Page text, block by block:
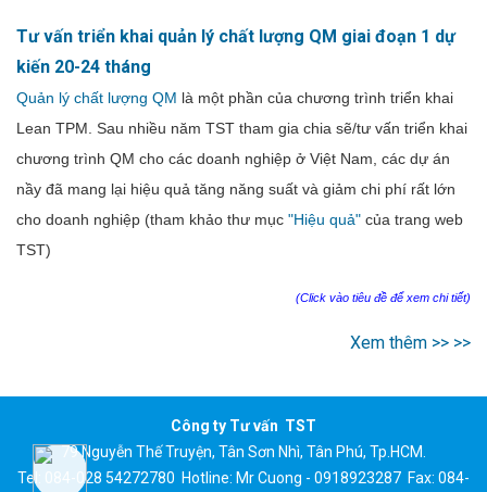
Tư vấn triển khai quản lý chất lượng QM giai đoạn 1 dự
kiến 20-24 tháng
Quản lý chất lượng QM là một phần của chương trình triển khai
Lean TPM. Sau nhiều năm TST tham gia chia sẽ/tư vấn triển khai
chương trình QM cho các doanh nghiệp ở Việt Nam, các dự án
nầy đã mang lại hiệu quả tăng năng suất và giảm chi phí rất lớn
cho doanh nghiệp (tham khảo thư mục "Hiệu quả" của trang web
TST)
(Click vào tiêu đề để xem chi tiết)
Xem thêm >> >>
Công ty Tư vấn TST
79 Nguyễn Thế Truyện, Tân Sơn Nhì, Tân Phú, Tp.HCM.
Tel: 084-028 54272780 Hotline: Mr Cuong - 0918923287 Fax: 084-